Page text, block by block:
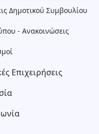
Δημοτικού Συμβουλίου
- Ανακοινώσεις
Επιχειρήσεις